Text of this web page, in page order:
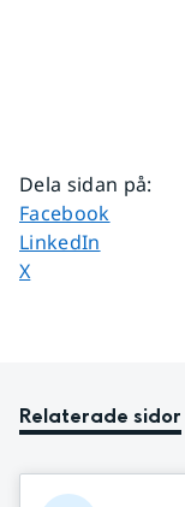
Dela sidan på:
Dela sidan på
Facebook
Dela sidan på
LinkedIn
Dela sidan på
X
Relaterade sidor